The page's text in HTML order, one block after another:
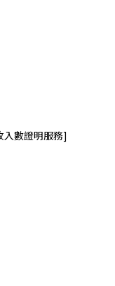
數證明服務]